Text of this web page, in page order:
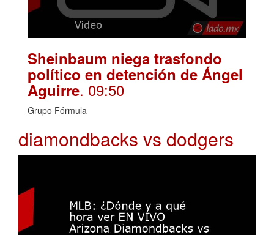
Sheinbaum niega trasfondo
político en detención de Ángel
Aguirre. 09:50
Grupo Fórmula
diamondbacks vs dodgers